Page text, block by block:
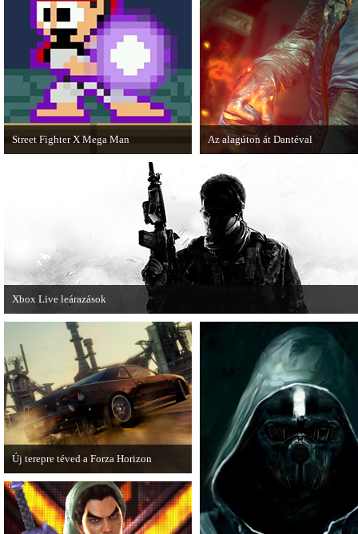
Street Fighter X Mega Man
A Capcom ismert karakterei ismét
összecsapnak - ingyenesen letölthető a
Az alagúton át Dantéval
A Devil May Cry újragondolás
Xbox Live leárazások
December 18-án az Xbox Live rendszerében is elkezdődnek a karácsonyi
akciózások.
Új terepre téved a Forza Horizon
Hamarosan megérkezik a Forza Horizon
első nagyszabású kiegészítője, a Rally
Expansion Pack.